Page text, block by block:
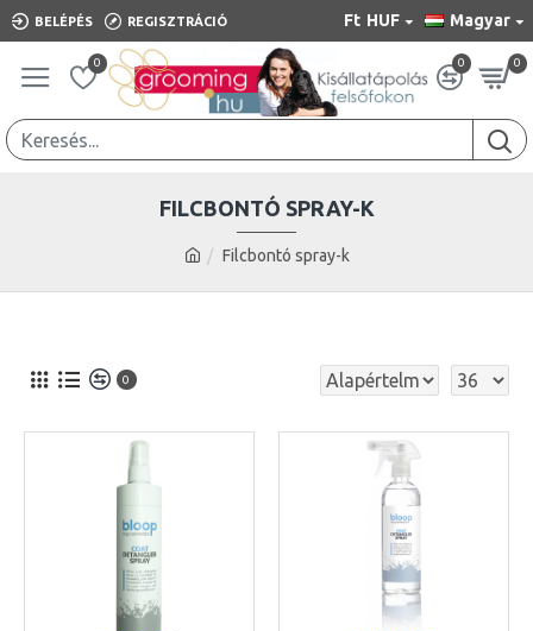
BELÉPÉS REGISZTRÁCIÓ Ft HUF Magyar
0 0 0
Filcbontó spray-k
FILCBONTÓ SPRAY-K
0